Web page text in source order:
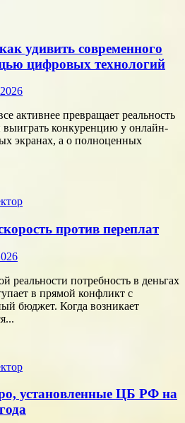
удивить современного
цифровых технологий
активнее превращает реальность
конкуренцию у онлайн-
экранах, а о полноценных
против переплат
реальности потребность в деньгах
в прямой конфликт с
бюджет. Когда возникает
установленные ЦБ РФ на